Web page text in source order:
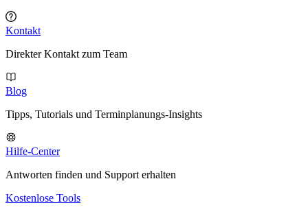
Kontakt
Direkter Kontakt zum Team
Blog
Tipps, Tutorials und Terminplanungs-Insights
Hilfe-Center
Antworten finden und Support erhalten
Kostenlose Tools